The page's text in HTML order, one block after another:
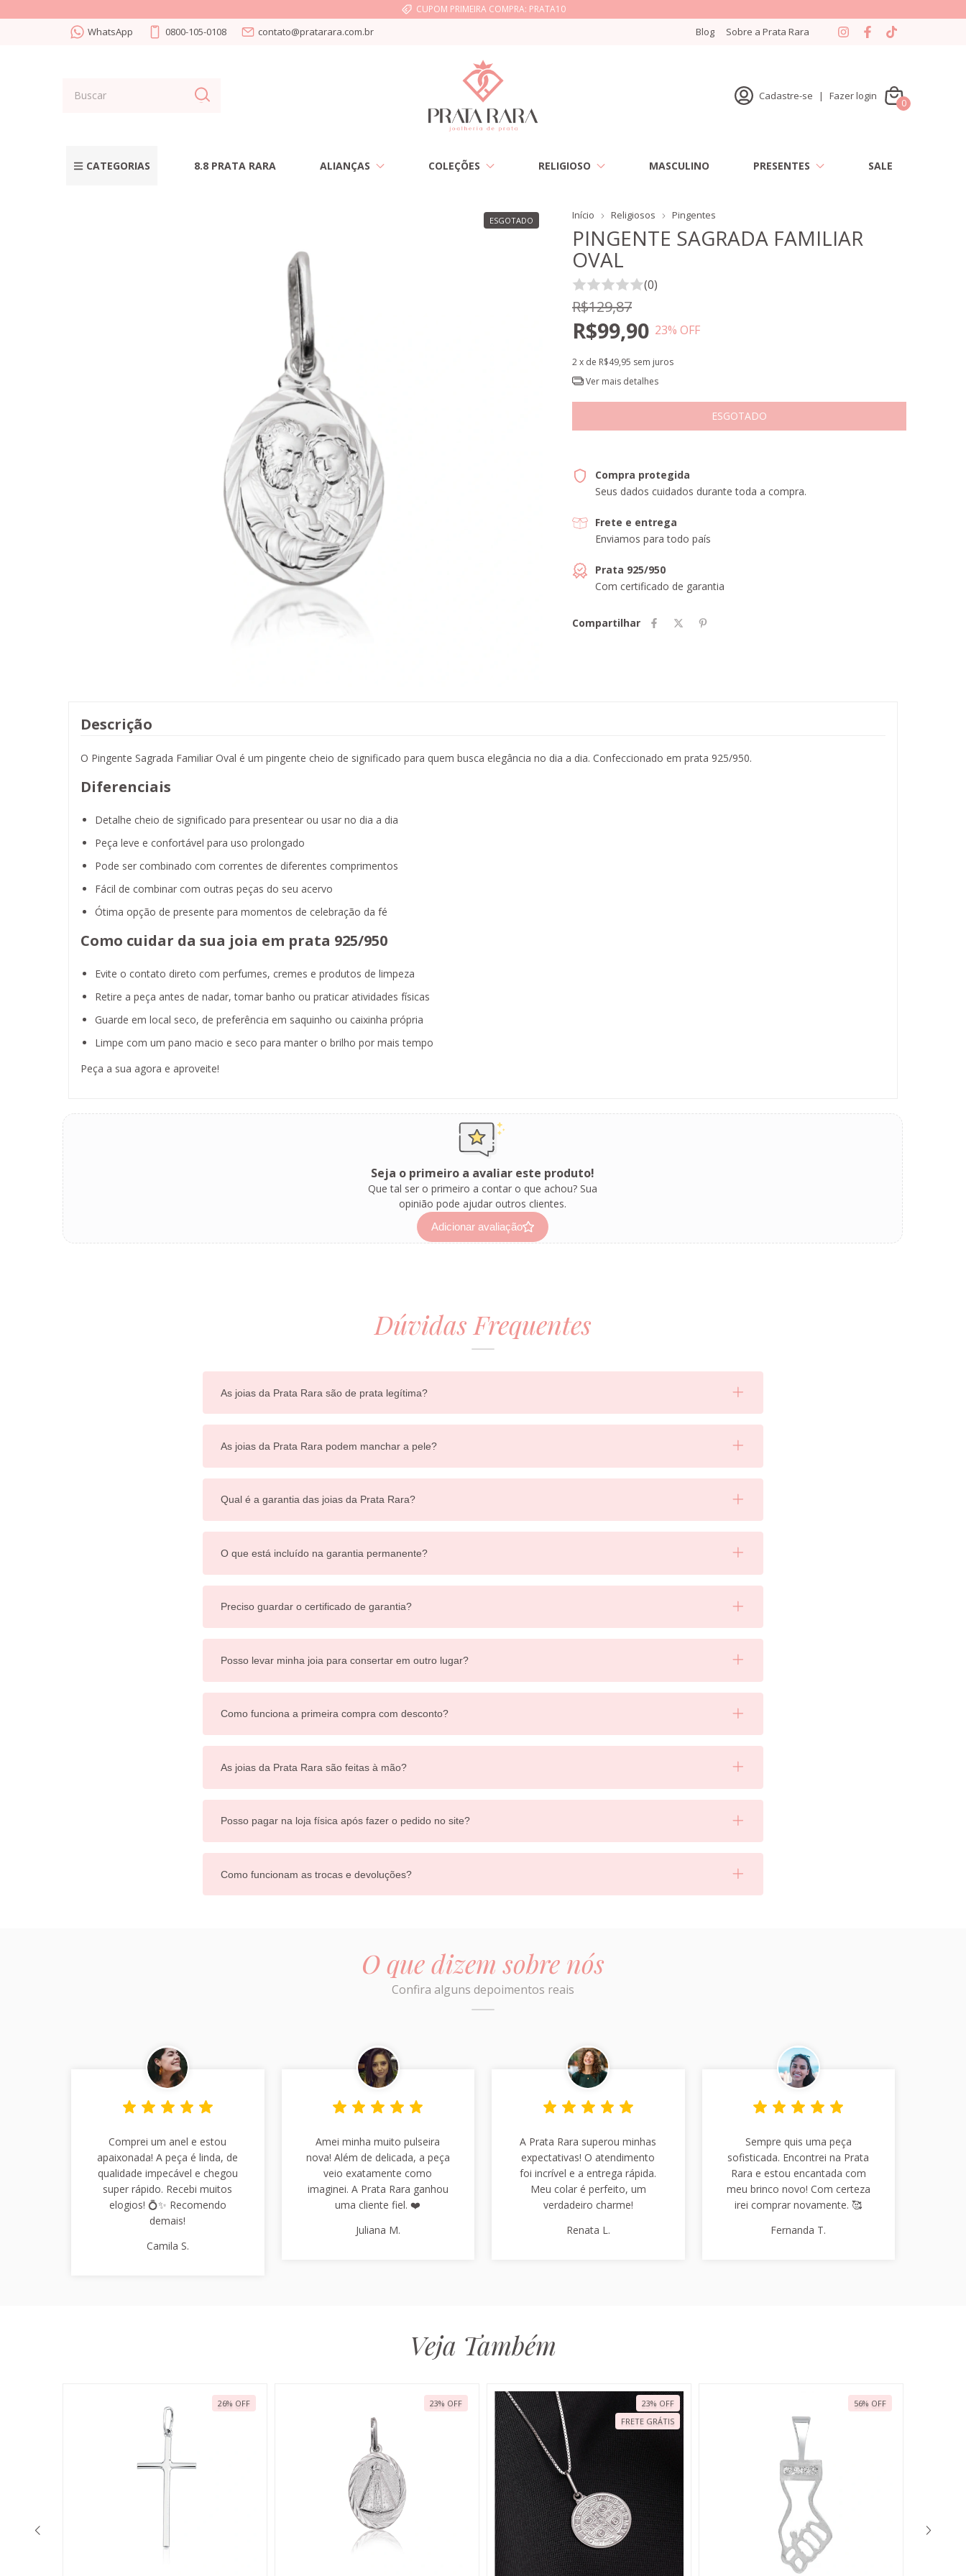
CUPOM PRIMEIRA COMPRA: PRATA10
WhatsApp 0800-105-0108 contato@pratarara.com.br Blog Sobre a Prata Rara
Cadastre-se | Fazer login
0
CATEGORIAS 8.8 PRATA RARA ALIANÇAS COLEÇÕES RELIGIOSO MASCULINO PRESENTES SALE
ESGOTADO Início Religiosos Pingentes
PINGENTE SAGRADA FAMILIAR
OVAL
(0)
R$129,87
R$99,90 23% OFF
2x de R$49,95 sem juros
Ver mais detalhes
Compra protegida
Seus dados cuidados durante toda a compra.
Frete e entrega
Enviamos para todo país
Prata 925/950
Com certificado de garantia
Compartilhar
Descrição
O Pingente Sagrada Familiar Oval é um pingente cheio de significado para quem busca elegância no dia a dia. Confeccionado em prata 925/950.
Diferenciais
Detalhe cheio de significado para presentear ou usar no dia a dia
Peça leve e confortável para uso prolongado
Pode ser combinado com correntes de diferentes comprimentos
Fácil de combinar com outras peças do seu acervo
Ótima opção de presente para momentos de celebração da fé
Como cuidar da sua joia em prata 925/950
Evite o contato direto com perfumes, cremes e produtos de limpeza
Retire a peça antes de nadar, tomar banho ou praticar atividades físicas
Guarde em local seco, de preferência em saquinho ou caixinha própria
Limpe com um pano macio e seco para manter o brilho por mais tempo
Peça a sua agora e aproveite!
Seja o primeiro a avaliar este produto!
Que tal ser o primeiro a contar o que achou? Sua
opinião pode ajudar outros clientes.
Adicionar avaliação
Dúvidas Frequentes
As joias da Prata Rara são de prata legítima?
As joias da Prata Rara podem manchar a pele?
Qual é a garantia das joias da Prata Rara?
O que está incluído na garantia permanente?
Preciso guardar o certificado de garantia?
Posso levar minha joia para consertar em outro lugar?
Como funciona a primeira compra com desconto?
As joias da Prata Rara são feitas à mão?
Posso pagar na loja física após fazer o pedido no site?
Como funcionam as trocas e devoluções?
O que dizem sobre nós
Confira alguns depoimentos reais
Comprei um anel e estou
apaixonada! A peça é linda, de
qualidade impecável e chegou
super rápido. Recebi muitos
elogios! 💍✨ Recomendo
demais!
Camila S.
Amei minha muito pulseira
nova! Além de delicada, a peça
veio exatamente como
imaginei. A Prata Rara ganhou
uma cliente fiel. ❤️
Juliana M.
A Prata Rara superou minhas
expectativas! O atendimento
foi incrível e a entrega rápida.
Meu colar é perfeito, um
verdadeiro charme!
Renata L.
Sempre quis uma peça
sofisticada. Encontrei na Prata
Rara e estou encantada com
meu brinco novo! Com certeza
irei comprar novamente. 🥰
Fernanda T.
Veja Também
26% OFF 23% OFF 23% OFF
FRETE GRÁTIS
56% OFF